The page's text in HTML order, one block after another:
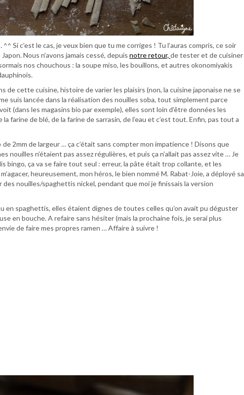
Si c’est le cas, je veux bien que tu me corriges ! Tu l’auras compris, ce soir
Nous n’avons jamais cessé, depuis notre retour, de tester et de cuisiner
nos chouchous : la soupe miso, les bouillons, et autres okonomiyakis
de cette cuisine, histoire de varier les plaisirs (non, la cuisine japonaise ne se
suis lancée dans la réalisation des nouilles soba, tout simplement parce
(dans les magasins bio par exemple), elles sont loin d’être données les
farine de blé, de la farine de sarrasin, de l’eau et c’est tout. Enfin, pas tout a
2mm de largeur … ça c’était sans compter mon impatience ! Disons que
nouilles n’étaient pas assez régulières, et puis ça n’allait pas assez vite … Je
bingo, ça va se faire tout seul : erreur, la pâte était trop collante, et les
heureusement, mon héros, le bien nommé M. Rabat-Joie, a déployé sa
nouilles/spaghettis nickel, pendant que moi je finissais la version
en spaghettis, elles étaient dignes de toutes celles qu’on avait pu déguster
en bouche. A refaire sans hésiter (mais la prochaine fois, je serai plus
de faire mes propres ramen … Affaire à suivre !